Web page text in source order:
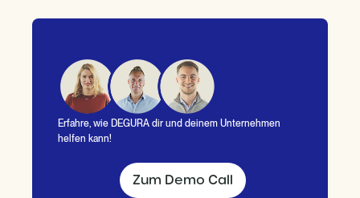
Erfahre, wie DEGURA dir und deinem Unternehmen
helfen kann!
Zum Demo Call